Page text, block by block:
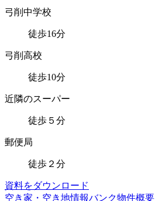
弓削中学校
徒歩16分
弓削高校
徒歩10分
近隣のスーパー
徒歩５分
郵便局
徒歩２分
資料をダウンロード
空き家・空き地情報バンク物件概要